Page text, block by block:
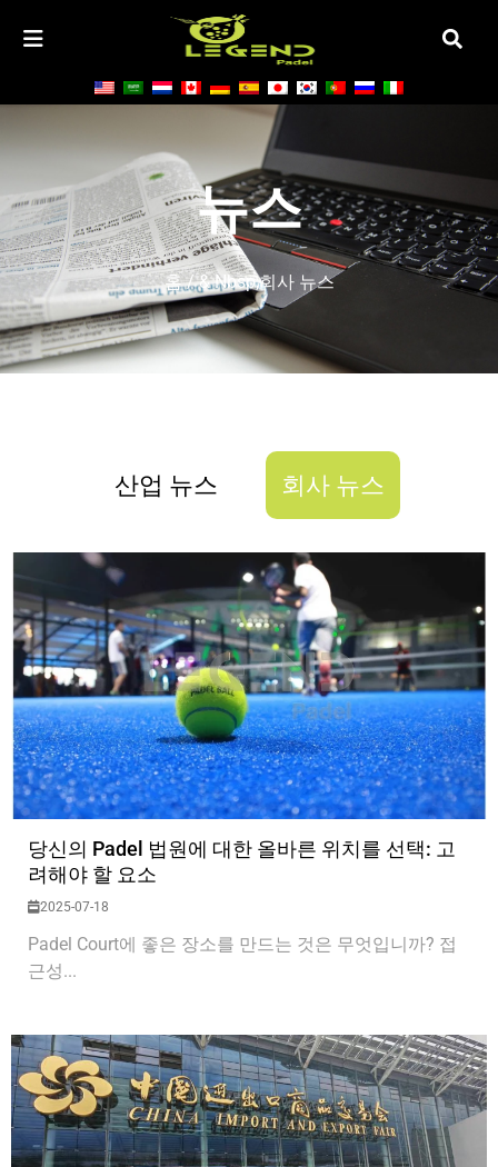
뉴스
홈/ & Nbsp;회사 뉴스
산업 뉴스 회사 뉴스
당신의 Padel 법원에 대한 올바른 위치를 선택: 고
려해야 할 요소
2025-07-18
Padel Court에 좋은 장소를 만드는 것은 무엇입니까? 접
근성...